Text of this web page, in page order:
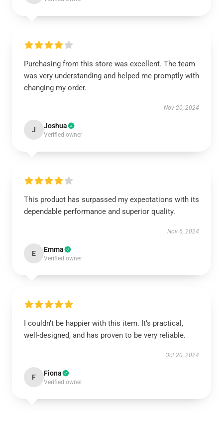
Purchasing from this store was excellent. The team
was very understanding and helped me promptly with
changing my order.
Nov 20, 2024
J Joshua
Verified owner
This product has surpassed my expectations with its
dependable performance and superior quality.
Nov 6, 2024
E Emma
Verified owner
I couldn’t be happier with this item. It’s practical,
well-designed, and has proven to be very reliable.
Oct 20, 2024
F Fiona
Verified owner